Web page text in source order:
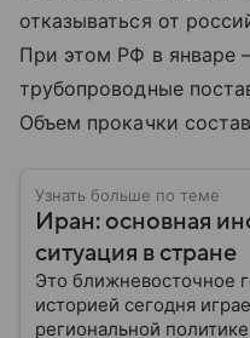
отказываться от
При этом РФ в январе
трубопроводные
Объем прокачки
Узнать больше по теме
Иран: основная
ситуация в стране
Это ближневосточное
историей сегодня
региональной